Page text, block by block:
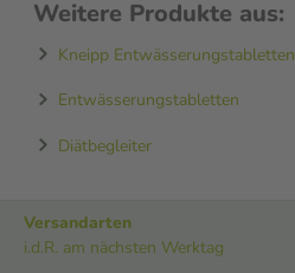
Weitere Produkte aus:
Kneipp Entwässerungstabletten
Entwässerungstabletten
Diätbegleiter
Versandarten
i.d.R. am nächsten Werktag